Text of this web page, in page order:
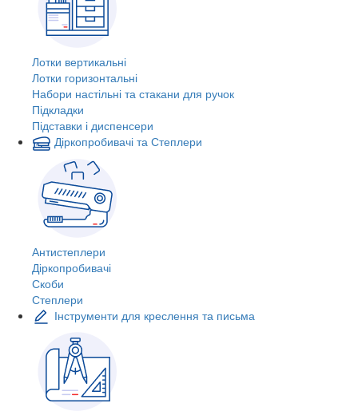
Лотки вертикальні
Лотки горизонтальні
Набори настільні та стакани для ручок
Підкладки
Підставки і диспенсери
Діркопробивачі та Степлери
Антистеплери
Діркопробивачі
Скоби
Степлери
Інструменти для креслення та письма